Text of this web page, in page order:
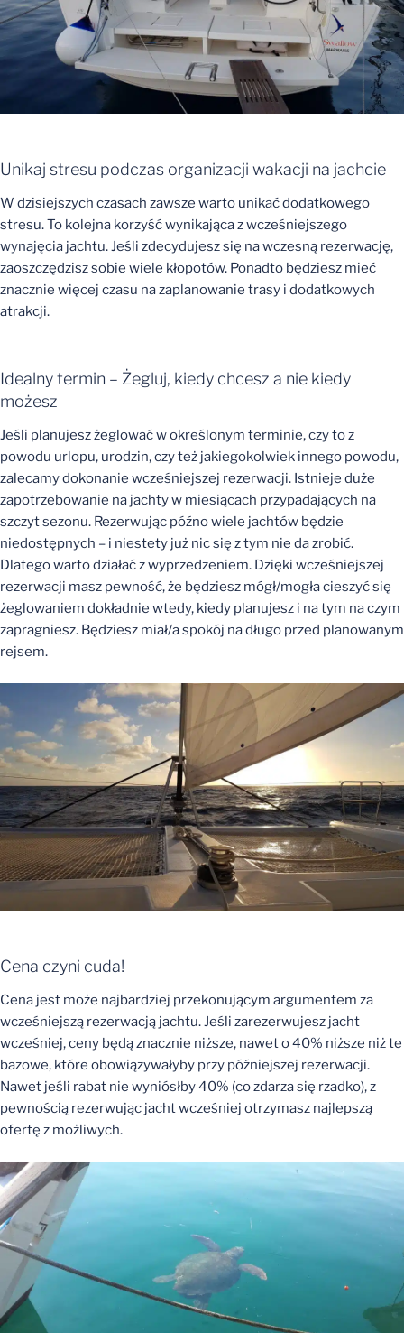
Unikaj stresu podczas organizacji wakacji na jachcie
W dzisiejszych czasach zawsze warto unikać dodatkowego
stresu. To kolejna korzyść wynikająca z wcześniejszego
wynajęcia jachtu. Jeśli zdecydujesz się na wczesną rezerwację,
zaoszczędzisz sobie wiele kłopotów. Ponadto będziesz mieć
znacznie więcej czasu na zaplanowanie trasy i dodatkowych
atrakcji.
Idealny termin – Żegluj, kiedy chcesz a nie kiedy
możesz
Jeśli planujesz żeglować w określonym terminie, czy to z
powodu urlopu, urodzin, czy też jakiegokolwiek innego powodu,
zalecamy dokonanie wcześniejszej rezerwacji. Istnieje duże
zapotrzebowanie na jachty w miesiącach przypadających na
szczyt sezonu. Rezerwując późno wiele jachtów będzie
niedostępnych – i niestety już nic się z tym nie da zrobić.
Dlatego warto działać z wyprzedzeniem. Dzięki wcześniejszej
rezerwacji masz pewność, że będziesz mógł/mogła cieszyć się
żeglowaniem dokładnie wtedy, kiedy planujesz i na tym na czym
zapragniesz. Będziesz miał/a spokój na długo przed planowanym
rejsem.
Cena czyni cuda!
Cena jest może najbardziej przekonującym argumentem za
wcześniejszą rezerwacją jachtu. Jeśli zarezerwujesz jacht
wcześniej, ceny będą znacznie niższe, nawet o 40% niższe niż te
bazowe, które obowiązywałyby przy późniejszej rezerwacji.
Nawet jeśli rabat nie wyniósłby 40% (co zdarza się rzadko), z
pewnością rezerwując jacht wcześniej otrzymasz najlepszą
ofertę z możliwych.